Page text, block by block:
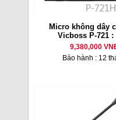
Micro không dây
Vicboss P-721 :
9,380,000
Bảo hành : 12